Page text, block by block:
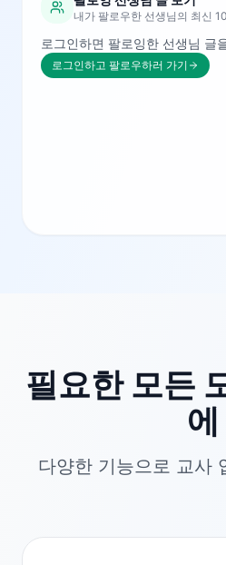
내가 팔로우한 선생님의 최신
로그인하면 팔로잉한 선생님 글
로그인하고 팔로우하러 가기
필요한 모든
에
다양한 기능으로 교사